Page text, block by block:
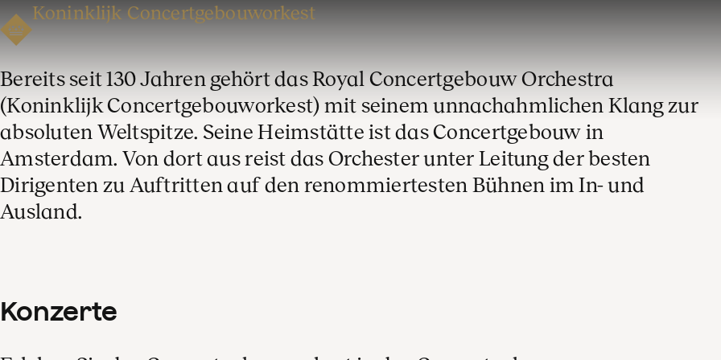
Koninklijk Concertgebouworkest
Bereits seit 130 Jahren gehört das Royal Concertgebouw Orchestra
(Koninklijk Concertgebouworkest) mit seinem unnachahmlichen Klang zur
absoluten Weltspitze. Seine Heimstätte ist das Concertgebouw in
Amsterdam. Von dort aus reist das Orchester unter Leitung der besten
Dirigenten zu Auftritten auf den renommiertesten Bühnen im In- und
Ausland.
Konzerte